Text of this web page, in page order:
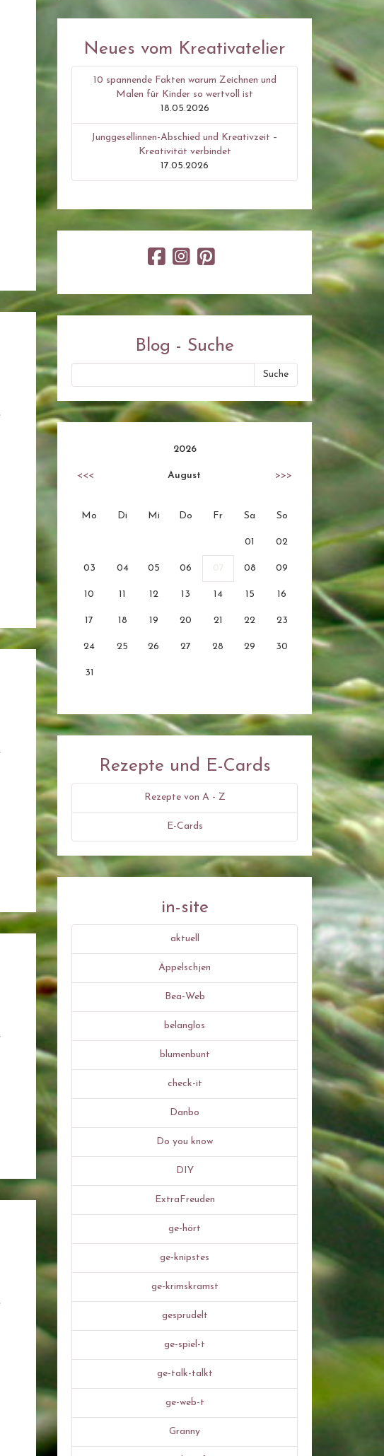
Neues vom Kreativatelier
10 spannende Fakten warum Zeichnen und
Malen für Kinder so wertvoll ist
18.05.2026
Junggesellinnen-Abschied und Kreativzeit –
Kreativität verbindet
17.05.2026
Blog - Suche
2026
<<< August >>>
Mo Di Mi Do Fr Sa So
01 02
03 04 05 06 07 08 09
10 11 12 13 14 15 16
17 18 19 20 21 22 23
24 25 26 27 28 29 30
31
Rezepte und E-Cards
Rezepte von A - Z
E-Cards
in-site
aktuell
Äppelschjen
Bea-Web
belanglos
blumenbunt
check-it
Danbo
Do you know
DIY
ExtraFreuden
ge-hört
ge-knipstes
ge-krimskramst
gesprudelt
ge-spiel-t
ge-talk-talkt
ge-web-t
Granny